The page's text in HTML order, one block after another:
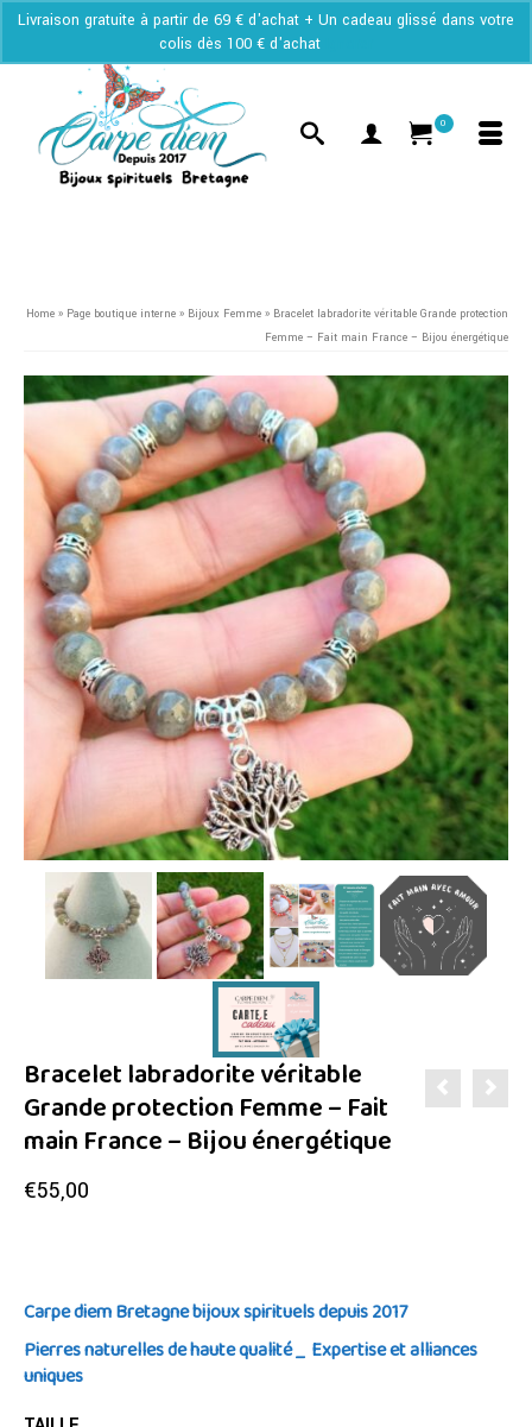
Livraison gratuite à partir de 69 € d'achat + Un cadeau glissé dans votre
colis dès 100 € d'achat
0
Home » Page boutique interne » Bijoux Femme » Bracelet labradorite véritable Grande protection
Femme – Fait main France – Bijou énergétique
Bracelet labradorite véritable
Grande protection Femme – Fait
main France – Bijou énergétique
€55,00
Carpe diem Bretagne bijoux spirituels depuis 2017
Pierres naturelles de haute qualité _ Expertise et alliances
uniques